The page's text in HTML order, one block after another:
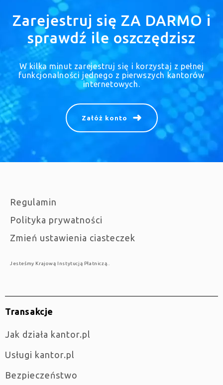
Zarejestruj się ZA DARMO i
sprawdź ile oszczędzisz
W kilka minut zarejestruj się i korzystaj z pełnej
funkcjonalności jednego z pierwszych kantorów
internetowych.
Załóż konto
Regulamin
Polityka prywatności
Zmień ustawienia ciasteczek
Jesteśmy Krajową Instytucją Płatniczą..
Transakcje
jak działa kantor.pl
Usługi kantor.pl
Bezpieczeństwo